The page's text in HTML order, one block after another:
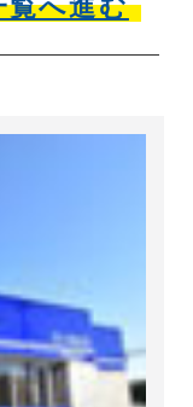
覧へ進む